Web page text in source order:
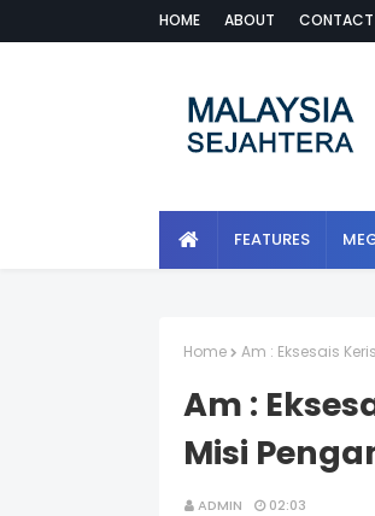
HOME ABOUT CONTACT
FEATURES
Home Am : Eksesais
Am :
Misi
ADMIN 02:03